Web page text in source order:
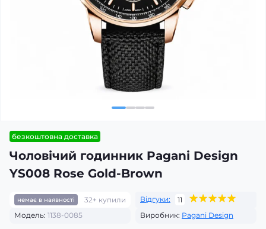
безкоштовна доставка
Чоловічий годинник Pagani Design
YS008 Rose Gold-Brown
немає в наявності 32+ купили Відгуки:
11
Модель: 1138-0085 Виробник: Pagani Design